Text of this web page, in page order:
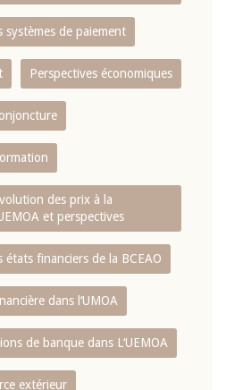
systèmes de paiement
Perspectives économiques
des prix à la
et perspectives
états financiers de la BCEAO
dans l‘UMOA
de banque dans L‘UEMOA
extérieur